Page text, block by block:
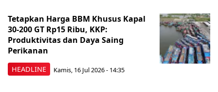
HEADLINE
Tetapkan Harga BBM Khusus Kapal
30-200 GT Rp15 Ribu, KKP:
Produktivitas dan Daya Saing
Perikanan
Kamis, 16 Jul 2026 - 14:35